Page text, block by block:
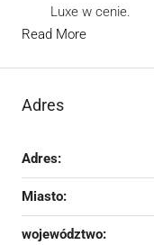
Luxe w cenie.
Read More
Adres
Adres:
Miasto:
województwo: